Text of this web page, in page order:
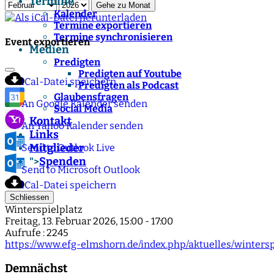
Kalender
Termine exportieren
Termine synchronisieren
Medien
Predigten
Predigten auf Youtube
Predigten als Podcast
Glaubensfragen
Social Media
Kontakt
Links
Mitglieder
">Spenden
Gehe zu Monat
Event exportieren
iCal-Datei speichern
An Google Kalender senden
An Yahoo Kalender senden
Send to Outlook Live
Send to Microsoft Outlook
iCal-Datei speichern
Schliessen
Winterspielplatz
Freitag, 13. Februar 2026, 15:00 - 17:00
Aufrufe : 2245
https://www.efg-elmshorn.de/index.php/aktuelles/
Demnächst